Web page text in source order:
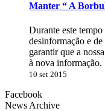
Manter “ A
Durante este
desinformação e
garantir que a
à nova informação.
10 set 2015
Facebook
News Archive